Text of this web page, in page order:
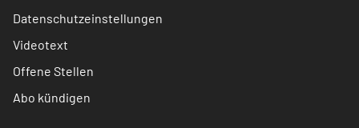
Datenschutzeinstellungen
Videotext
Offene Stellen
Abo kündigen